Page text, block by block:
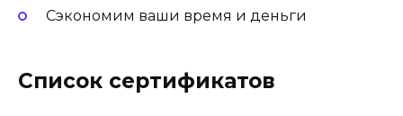
Сэкономим ваши время и деньги
Список сертификатов